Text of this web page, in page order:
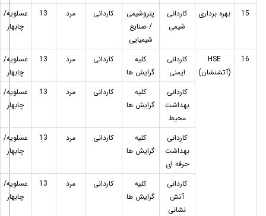
15 بهره برداری
کاردانی
شیمی
پتروشیمی
/ صنایع
شیمیایی
کاردانی مرد 13
عسلویه/
چابهار
16
HSE
(آتشنشان)
کاردانی
ایمنی
کلیه
گرایش ها
کاردانی مرد 13
عسلویه/
چابهار
کاردانی
بهداشت
محیط
کلیه
گرایش ها
کاردانی مرد 13
عسلویه/
چابهار
کاردانی
بهداشت
حرفه ای
کلیه
گرایش ها
کاردانی مرد 13
عسلویه/
چابهار
کاردانی
آتش
نشانی
کلیه
گرایش ها
کاردانی مرد 13
عسلویه/
چابهار